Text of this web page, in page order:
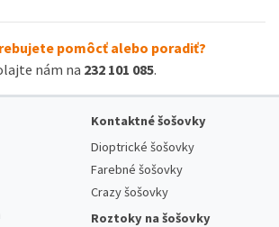
pomôcť alebo poradiť?
nám na 232 101 085.
Kontaktné šošovky
Dioptrické šošovky
Farebné šošovky
Crazy šošovky
Roztoky na šošovky